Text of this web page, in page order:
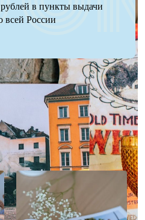
в пункты выдачи
России